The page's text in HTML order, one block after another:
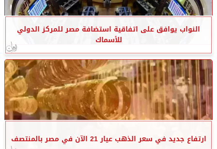
النواب يوافق على اتفاقية استضافة مصر للمركز الدولي
للأسماك
ارتفاع جديد في سعر الذهب عيار 21 الآن في مصر بالمنتصف